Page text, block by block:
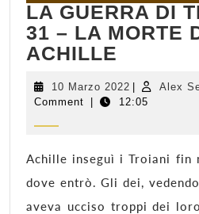
LA GUERRA DI
31 – LA MORTE
ACHILLE
DI
TROIA
–
LA
MORTE
10 Marzo 2022 10
Marzo
Alex
Comment
12:05
Achille inseguì i Troiani fin
dove entrò. Gli dei,
aveva ucciso troppi dei